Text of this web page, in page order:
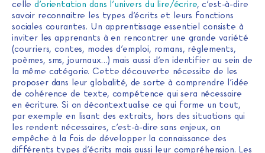
celled’orientation dans l’univers du lire/écrire, c’est-à-dire
savoir reconnaitre les types d’écrits et leurs fonctions
sociales courantes. Un apprentissage essentiel consiste à
inviter les apprenants à en rencontrer une grande variété
(courriers, contes, modes d’emploi, romans, règlements,
poèmes, sms, journaux…) mais aussi d’en identifier au sein de
la même catégorie. Cette découverte nécessite de les
proposer dans leur globalité, de sorte à comprendre l’idée
de cohérence de texte, compétence qui sera nécessaire
en écriture. Si on décontextualise ce qui forme un tout,
par exemple en lisant des extraits, hors des situations qui
les rendent nécessaires, c’est-à-dire sans enjeux, on
empêche à la fois de développer la connaissance des
différents types d’écrits mais aussi leur compréhension. Les